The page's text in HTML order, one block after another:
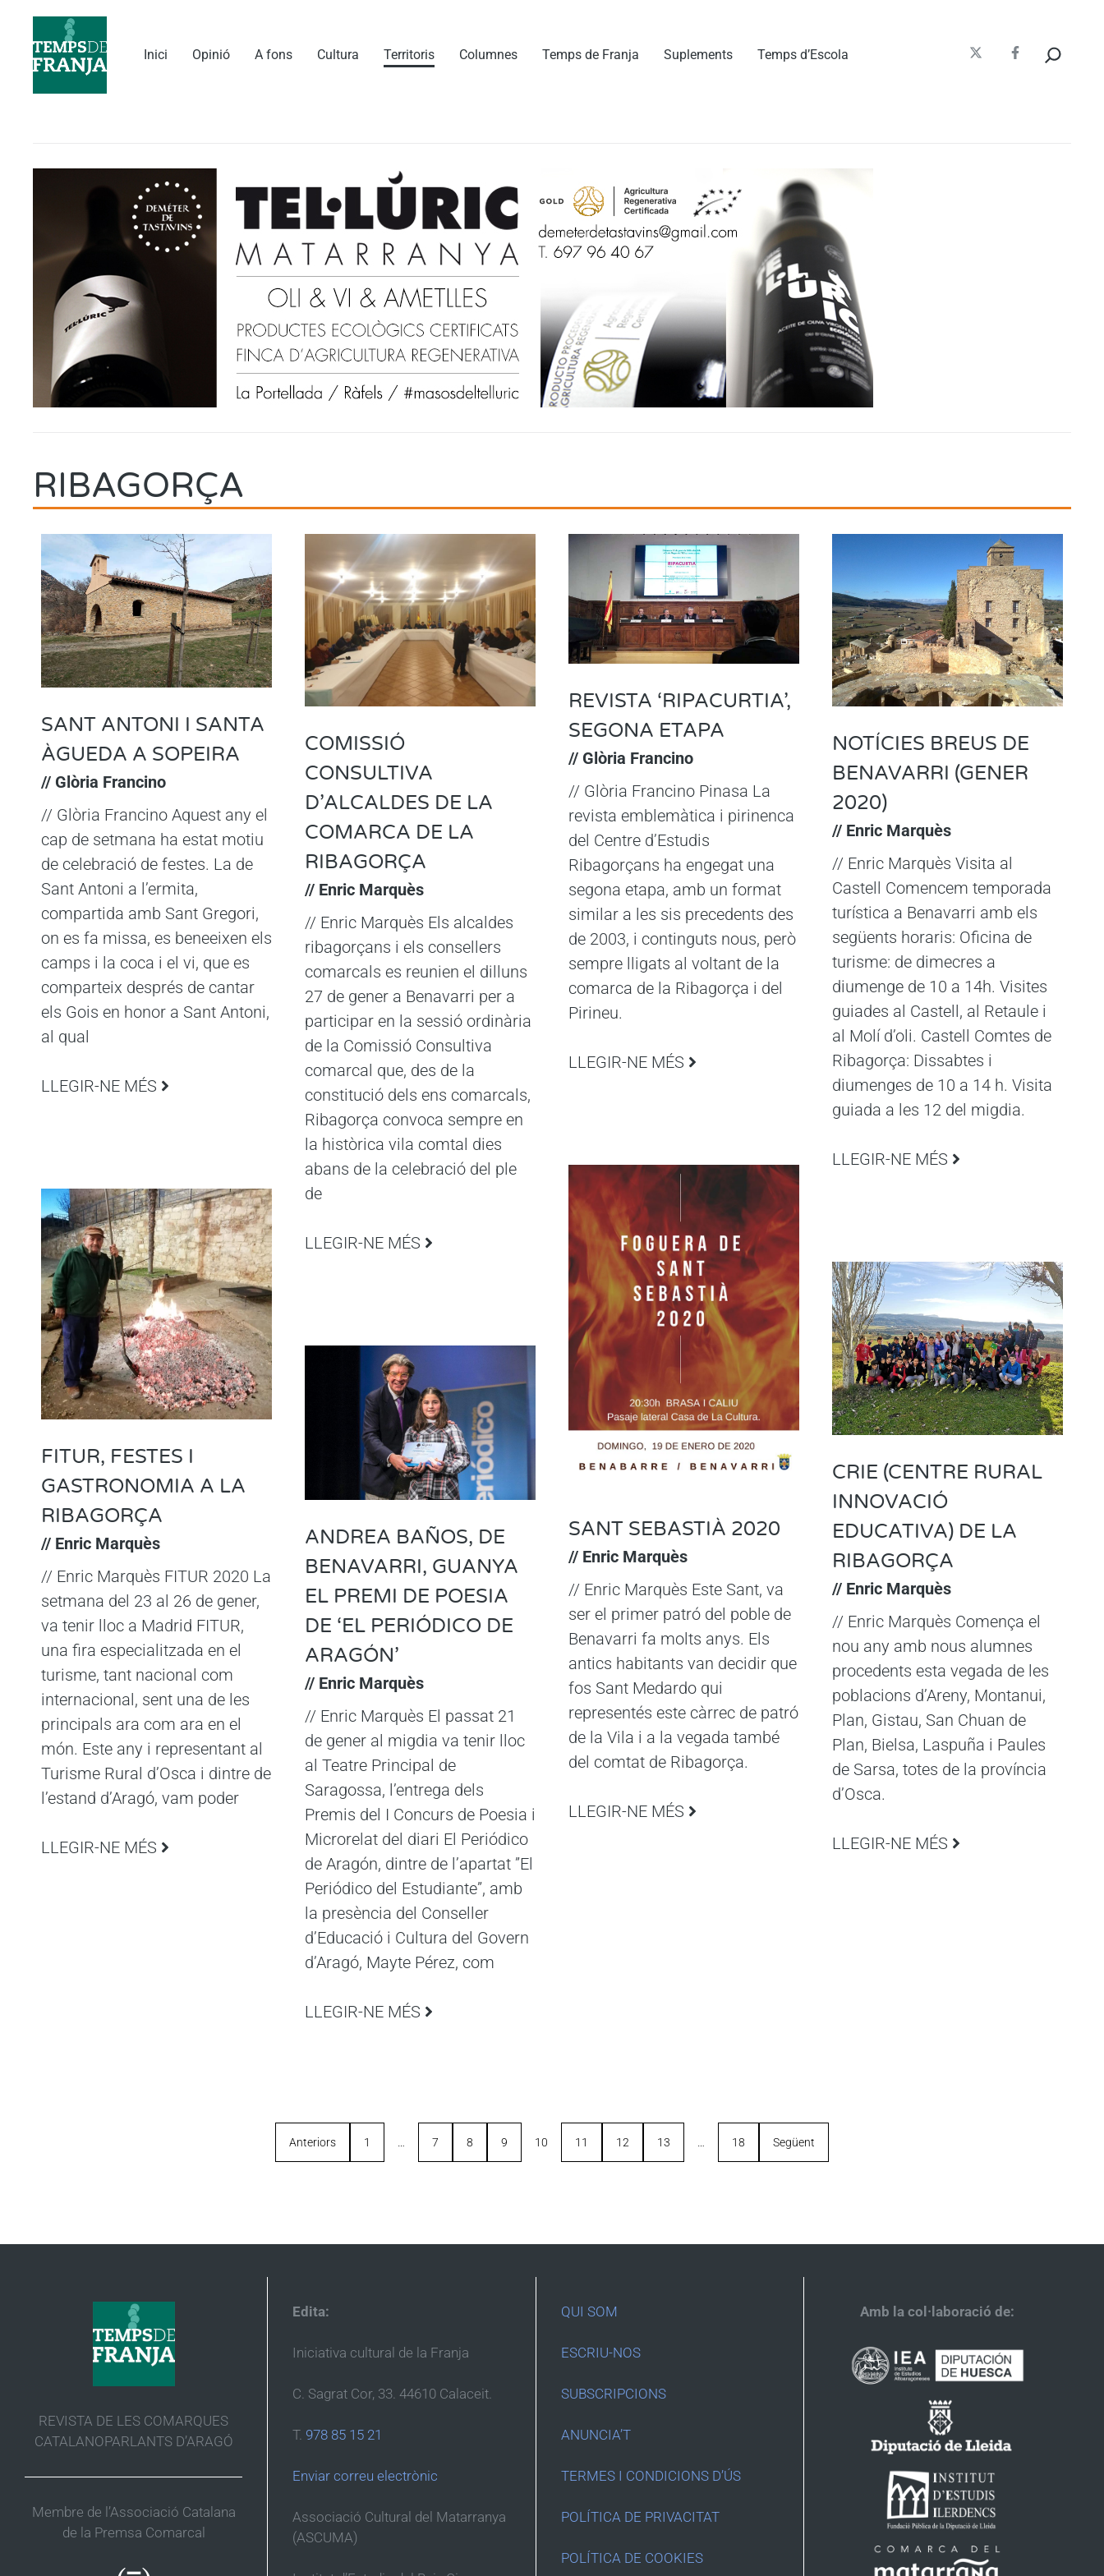
contingut
Inici Opinió A fons Cultura Territoris Columnes Temps de Franja Suplements Temps d’Escola
RIBAGORÇA
SANT ANTONI I SANTA
ÀGUEDA A SOPEIRA
// Glòria Francino
// Glòria Francino Aquest any el
cap de setmana ha estat motiu
de celebració de festes. La de
Sant Antoni a l’ermita,
compartida amb Sant Gregori,
on es fa missa, es beneeixen els
camps i la coca i el vi, que es
comparteix després de cantar
els Gois en honor a Sant Antoni,
al qual
LLEGIR-NE MÉS
FITUR, FESTES I
GASTRONOMIA A LA
RIBAGORÇA
// Enric Marquès
// Enric Marquès FITUR 2020 La
setmana del 23 al 26 de gener,
va tenir lloc a Madrid FITUR,
una fira especialitzada en el
turisme, tant nacional com
internacional, sent una de les
principals ara com ara en el
món. Este any i representant al
Turisme Rural d’Osca i dintre de
l’estand d’Aragó, vam poder
LLEGIR-NE MÉS
COMISSIÓ
CONSULTIVA
D’ALCALDES DE LA
COMARCA DE LA
RIBAGORÇA
// Enric Marquès
// Enric Marquès Els alcaldes
ribagorçans i els consellers
comarcals es reunien el dilluns
27 de gener a Benavarri per a
participar en la sessió ordinària
de la Comissió Consultiva
comarcal que, des de la
constitució dels ens comarcals,
Ribagorça convoca sempre en
la històrica vila comtal dies
abans de la celebració del ple
de
LLEGIR-NE MÉS
ANDREA BAÑOS, DE
BENAVARRI, GUANYA
EL PREMI DE POESIA
DE ‘EL PERIÓDICO DE
ARAGÓN’
// Enric Marquès
// Enric Marquès El passat 21
de gener al migdia va tenir lloc
al Teatre Principal de
Saragossa, l’entrega dels
Premis del I Concurs de Poesia i
Microrelat del diari El Periódico
de Aragón, dintre de l’apartat ”El
Periódico del Estudiante”, amb
la presència del Conseller
d’Educació i Cultura del Govern
d’Aragó, Mayte Pérez, com
LLEGIR-NE MÉS
REVISTA ‘RIPACURTIA’,
SEGONA ETAPA
// Glòria Francino
// Glòria Francino Pinasa La
revista emblemàtica i pirinenca
del Centre d’Estudis
Ribagorçans ha engegat una
segona etapa, amb un format
similar a les sis precedents des
de 2003, i continguts nous, però
sempre lligats al voltant de la
comarca de la Ribagorça i del
Pirineu.
LLEGIR-NE MÉS
SANT SEBASTIÀ 2020
// Enric Marquès
// Enric Marquès Este Sant, va
ser el primer patró del poble de
Benavarri fa molts anys. Els
antics habitants van decidir que
fos Sant Medardo qui
representés este càrrec de patró
de la Vila i a la vegada també
del comtat de Ribagorça.
LLEGIR-NE MÉS
NOTÍCIES BREUS DE
BENAVARRI (GENER
2020)
// Enric Marquès
// Enric Marquès Visita al
Castell Comencem temporada
turística a Benavarri amb els
següents horaris: Oficina de
turisme: de dimecres a
diumenge de 10 a 14h. Visites
guiades al Castell, al Retaule i
al Molí d’oli. Castell Comtes de
Ribagorça: Dissabtes i
diumenges de 10 a 14 h. Visita
guiada a les 12 del migdia.
LLEGIR-NE MÉS
CRIE (CENTRE RURAL
INNOVACIÓ
EDUCATIVA) DE LA
RIBAGORÇA
// Enric Marquès
// Enric Marquès Comença el
nou any amb nous alumnes
procedents esta vegada de les
poblacions d’Areny, Montanui,
Plan, Gistau, San Chuan de
Plan, Bielsa, Laspuña i Paules
de Sarsa, totes de la província
d’Osca.
LLEGIR-NE MÉS
Anteriors 1 7 8 9 10 11 12 13 18 Següent
REVISTA DE LES COMARQUES
CATALANOPARLANTS D’ARAGÓ
Membre de l’Associació Catalana
de la Premsa Comarcal
Edita:
Iniciativa cultural de la Franja
C. Sagrat Cor, 33. 44610 Calaceit.
T. 978 85 15 21
Enviar correu electrònic
Associació Cultural del Matarranya
(ASCUMA)
QUI SOM
ESCRIU-NOS
SUBSCRIPCIONS
ANUNCIA’T
TERMES I CONDICIONS D’ÚS
POLÍTICA DE PRIVACITAT
POLÍTICA DE COOKIES
Amb la col·laboració de: